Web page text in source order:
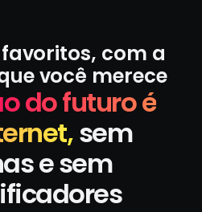
com a
você merece
do futuro é
sem
e sem